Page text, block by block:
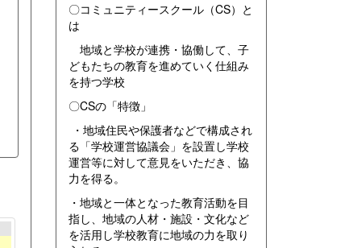
〇コミュニティースクール（CS）と
は
地域と学校が連携・協働して、子
どもたちの教育を進めていく仕組み
を持つ学校
〇CSの「特徴」
・地域住民や保護者などで構成され
る「学校運営協議会」を設置し学校
運営等に対して意見をいただき、協
力を得る。
・地域と一体となった教育活動を目
指し、地域の人材・施設・文化など
を活用し学校教育に地域の力を取り